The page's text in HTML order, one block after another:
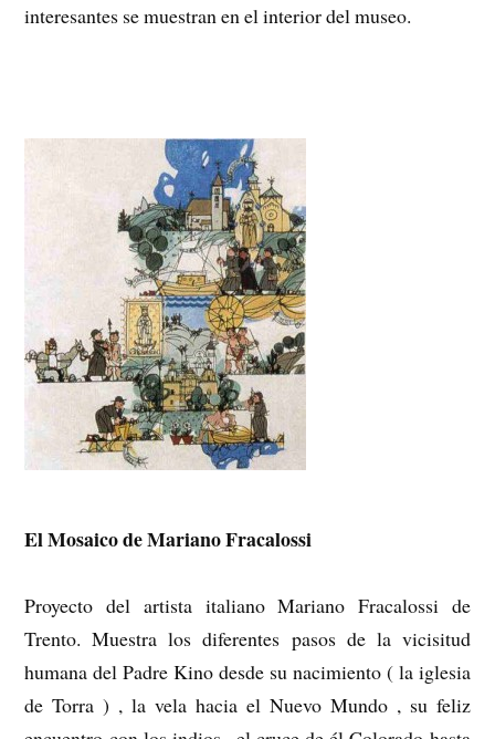
interesantes se muestran en el interior del museo.
El Mosaico de Mariano Fracalossi
Proyecto del artista italiano Mariano Fracalossi de
Trento. Muestra los diferentes pasos de la vicisitud
humana del Padre Kino desde su nacimiento ( la iglesia
de Torra ) , la vela hacia el Nuevo Mundo , su feliz